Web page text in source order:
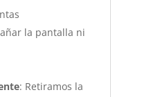
la pantalla ni
: Retiramos la